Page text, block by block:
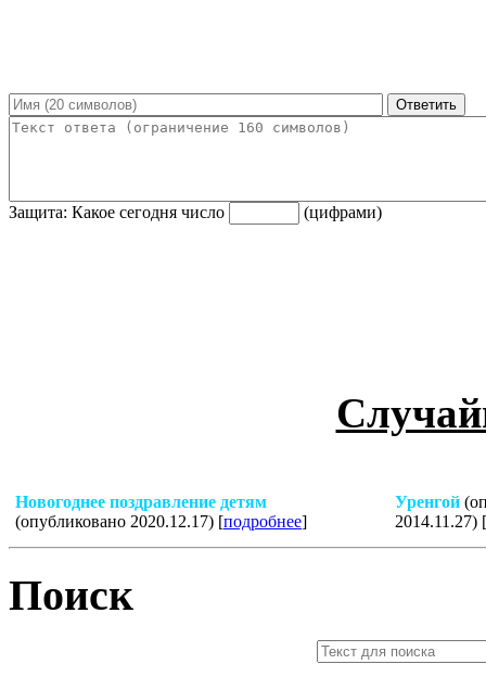
Защита: Какое сегодня число (цифрами)
Новогоднее поздравление детям
(опубликовано 2020.12.17) [подробнее]
Уренгой
2014.11.27) [
Поиск